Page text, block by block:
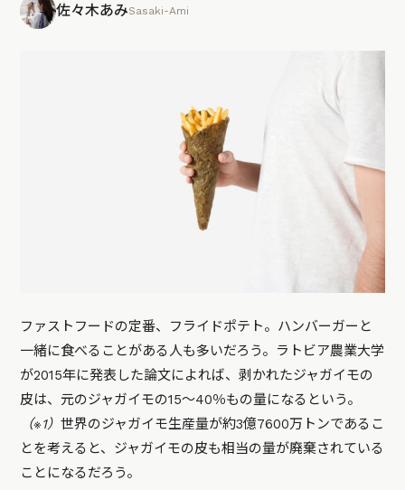
佐々木あみSasaki-Ami
ファストフードの定番、フライドポテト。ハンバーガーと
一緒に食べることがある人も多いだろう。ラトビア農業大学
が2015年に発表した論文によれば、剥かれたジャガイモの
皮は、元のジャガイモの15〜40％もの量になるという。
（※1）世界のジャガイモ生産量が約3億7600万トンであるこ
とを考えると、ジャガイモの皮も相当の量が廃棄されている
ことになるだろう。